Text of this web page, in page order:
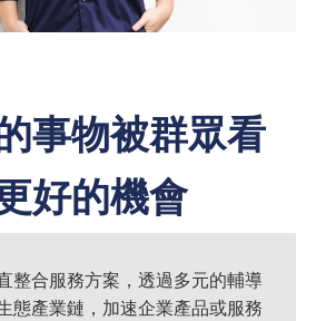
事物被群眾看
好的機會
整合服務方案，透過多元的輔導
態產業鏈，加速企業產品或服務